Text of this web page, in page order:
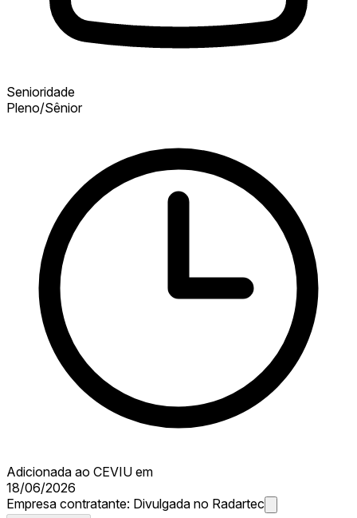
Senioridade
Pleno/Sênior
Adicionada ao CEVIU em
18/06/2026
Empresa contratante: Divulgada no Radartec